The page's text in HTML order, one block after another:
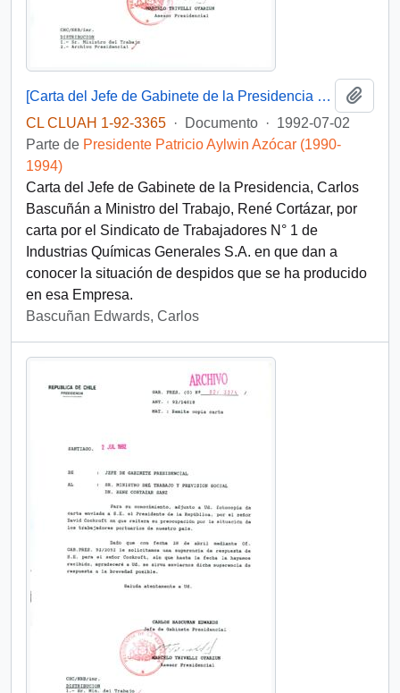
[Carta del Jefe de Gabinete de la Presidencia a Ministro del Trabajo]
CL CLUAH 1-92-3365 · Documento · 1992-07-02
Parte de Presidente Patricio Aylwin Azócar (1990-
1994)
Carta del Jefe de Gabinete de la Presidencia, Carlos
Bascuñán a Ministro del Trabajo, René Cortázar, por
carta por el Sindicato de Trabajadores N° 1 de
Industrias Químicas Generales S.A. en que dan a
conocer la situación de despidos que se ha producido
en esa Empresa.
Bascuñan Edwards, Carlos